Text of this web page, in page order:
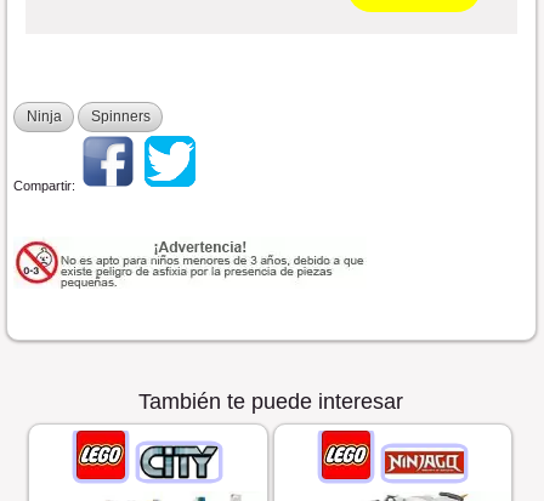
Ninja Spinners
Compartir:
También te puede interesar